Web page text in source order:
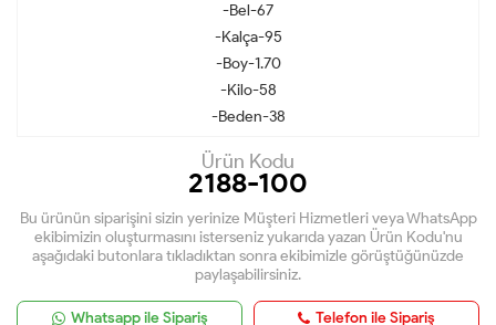
-Bel-67
-Kalça-95
-Boy-1.70
-Kilo-58
-Beden-38
Ürün Kodu
2188-100
Bu ürünün siparişini sizin yerinize Müşteri Hizmetleri veya WhatsApp
ekibimizin oluşturmasını isterseniz yukarıda yazan Ürün Kodu'nu
aşağıdaki butonlara tıkladıktan sonra ekibimizle görüştüğünüzde
paylaşabilirsiniz.
Whatsapp ile Sipariş Telefon ile Sipariş